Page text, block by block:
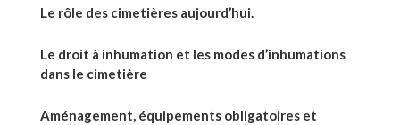
Le rôle des cimetières aujourd’hui.
Le droit à inhumation et les modes d’inhumations
dans le cimetière
Aménagement, équipements obligatoires et